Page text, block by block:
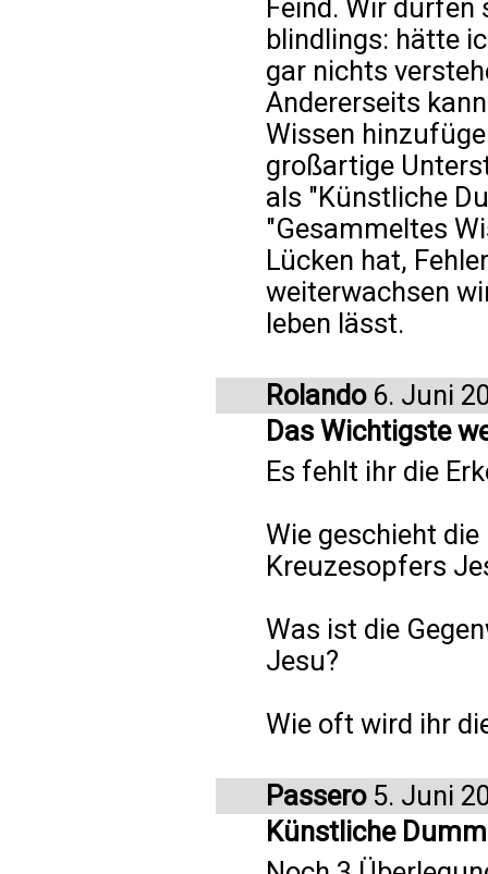
Feind. Wir
blindlings: hätte
gar nichts
Andererseits
Wissen
großartige
als "Künstliche
"Gesammeltes
Lücken hat,
weiterwachsen
leben lässt.
Rolando6. Juni
Das Wichtigste
Es fehlt ihr die
Wie geschieht
Kreuzesopfers
Was ist die
Jesu?
Wie oft wird ihr
Passero5. Juni
Künstliche